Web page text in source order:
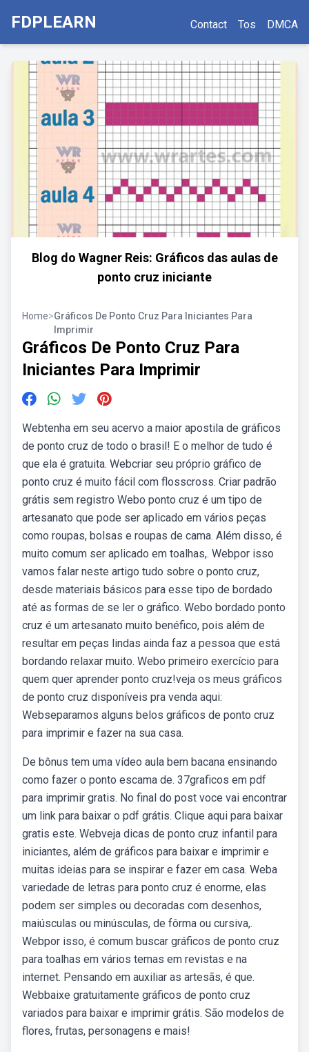
FDPLEARN Contact Tos DMCA
Blog do Wagner Reis: Gráficos das aulas de
ponto cruz iniciante
Home>Gráficos De Ponto Cruz Para Iniciantes Para
Imprimir
Gráficos De Ponto Cruz Para
Iniciantes Para Imprimir
Webtenha em seu acervo a maior apostila de gráficos
de ponto cruz de todo o brasil! E o melhor de tudo é
que ela é gratuita. Webcriar seu próprio gráfico de
ponto cruz é muito fácil com flosscross. Criar padrão
grátis sem registro Webo ponto cruz é um tipo de
artesanato que pode ser aplicado em vários peças
como roupas, bolsas e roupas de cama. Além disso, é
muito comum ser aplicado em toalhas,. Webpor isso
vamos falar neste artigo tudo sobre o ponto cruz,
desde materiais básicos para esse tipo de bordado
até as formas de se ler o gráfico. Webo bordado ponto
cruz é um artesanato muito benéfico, pois além de
resultar em peças lindas ainda faz a pessoa que está
bordando relaxar muito. Webo primeiro exercício para
quem quer aprender ponto cruz!veja os meus gráficos
de ponto cruz disponíveis pra venda aqui:
Webseparamos alguns belos gráficos de ponto cruz
para imprimir e fazer na sua casa.
De bônus tem uma vídeo aula bem bacana ensinando
como fazer o ponto escama de. 37graficos em pdf
para imprimir gratis. No final do post voce vai encontrar
um link para baixar o pdf grátis. Clique aqui para baixar
gratis este. Webveja dicas de ponto cruz infantil para
iniciantes, além de gráficos para baixar e imprimir e
muitas ideias para se inspirar e fazer em casa. Weba
variedade de letras para ponto cruz é enorme, elas
podem ser simples ou decoradas com desenhos,
maiúsculas ou minúsculas, de fôrma ou cursiva,.
Webpor isso, é comum buscar gráficos de ponto cruz
para toalhas em vários temas em revistas e na
internet. Pensando em auxiliar as artesãs, é que.
Webbaixe gratuitamente gráficos de ponto cruz
variados para baixar e imprimir grátis. São modelos de
flores, frutas, personagens e mais!